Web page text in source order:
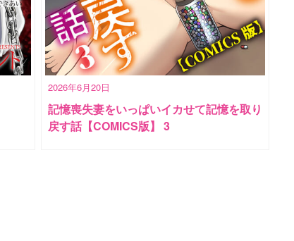
2026年6月20日
記憶喪失妻をいっぱいイカせて記憶を取り
戻す話【COMICS版】 3